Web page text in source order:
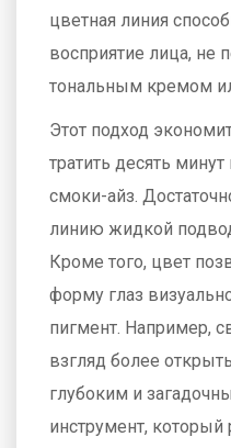
цветная линия
восприятие лица, не
тональным кремом
Этот подход
тратить десять
смоки-айз.
линию жидкой
Кроме того, цвет
форму глаз
пигмент. Например,
взгляд более
глубоким и
инструмент, который